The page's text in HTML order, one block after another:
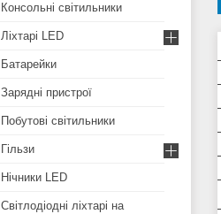
Консольні світильники
Ліхтарі LED
Батарейки
Зарядні пристрої
Побутові світильники
Гільзи
Нічники LED
Світлодіодні ліхтарі на